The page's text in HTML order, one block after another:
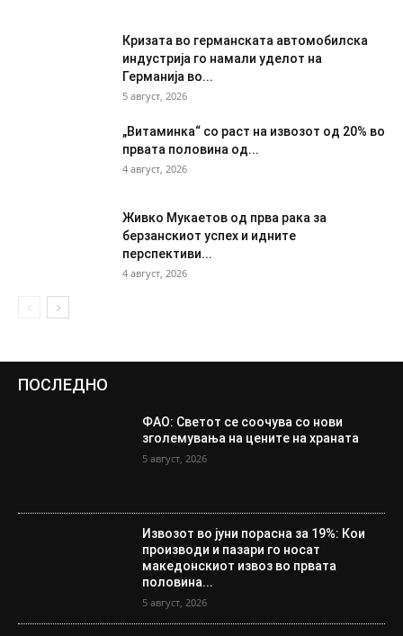
Кризата во германската автомобилска
индустрија го намали уделот на
Германија во...
5 август, 2026
„Витаминка“ со раст на извозот од 20% во
првата половина од...
4 август, 2026
Живко Мукаетов од прва рака за
берзанскиот успех и идните
перспективи...
4 август, 2026
ПОСЛЕДНО
ФАО: Светот се соочува со нови
зголемувања на цените на храната
5 август, 2026
Извозот во јуни порасна за 19%: Кои
производи и пазари го носат
македонскиот извоз во првата
половина...
5 август, 2026